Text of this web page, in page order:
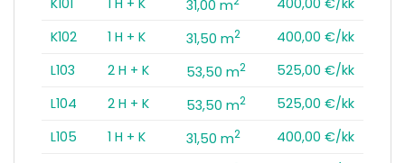
31,00 m
K102
1 H + K 31,50 m2
400,00 €/kk
L103
2 H + K 53,50 m2
525,00 €/kk
L104
2 H + K 53,50 m2
525,00 €/kk
L105
1 H + K 31,50 m2
400,00 €/kk